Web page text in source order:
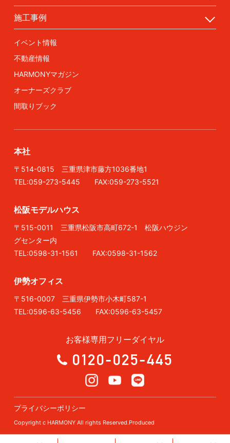
施工事例
イベント情報
不動産情報
HARMONYマガジン
オーナーズクラブ
間取りブック
本社
〒514-0815 三重県津市藤方1036番地1
TEL:059-273-5445 FAX:059-273-5521
松阪モデルハウス
〒515-0011 三重県松阪市高町672-1 松阪ハウジン
グセンター内
TEL:0598-31-1561 FAX:0598-31-1562
伊勢オフィス
〒516-0007 三重県伊勢市小木町587-1
TEL:0596-63-5456 FAX:0596-63-5457
お客様専用フリーダイヤル
0120-025-445
プライバシーポリシー
Copyright c HARMONY All rights Reserved.Produced